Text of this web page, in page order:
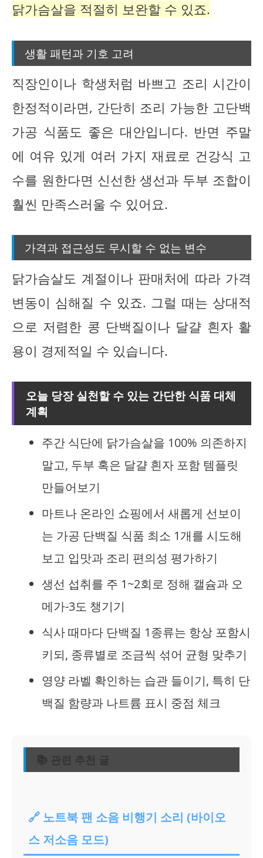
닭가슴살을 적절히 보완할 수 있죠.
생활 패턴과 기호 고려
직장인이나 학생처럼 바쁘고 조리 시간이
한정적이라면, 간단히 조리 가능한 고단백
가공 식품도 좋은 대안입니다. 반면 주말
에 여유 있게 여러 가지 재료로 건강식 고
수를 원한다면 신선한 생선과 두부 조합이
훨씬 만족스러울 수 있어요.
가격과 접근성도 무시할 수 없는 변수
닭가슴살도 계절이나 판매처에 따라 가격
변동이 심해질 수 있죠. 그럴 때는 상대적
으로 저렴한 콩 단백질이나 달걀 흰자 활
용이 경제적일 수 있습니다.
오늘 당장 실천할 수 있는 간단한 식품 대체
계획
주간 식단에 닭가슴살을 100% 의존하지
말고, 두부 혹은 달걀 흰자 포함 템플릿
만들어보기
마트나 온라인 쇼핑에서 새롭게 선보이
는 가공 단백질 식품 최소 1개를 시도해
보고 입맛과 조리 편의성 평가하기
생선 섭취를 주 1~2회로 정해 캘슘과 오
메가-3도 챙기기
식사 때마다 단백질 1종류는 항상 포함시
키되, 종류별로 조금씩 섞어 균형 맞추기
영양 라벨 확인하는 습관 들이기, 특히 단
백질 함량과 나트륨 표시 중점 체크
📚 관련 추천 글
🔗 노트북 팬 소음 비행기 소리 (바이오
스 저소음 모드)